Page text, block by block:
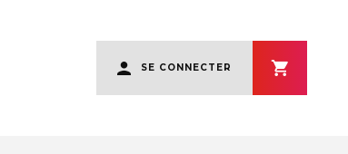
account
menu
SE CONNECTER